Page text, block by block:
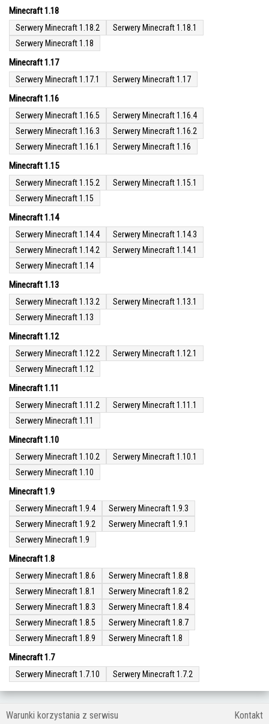
Minecraft 1.18
Serwery Minecraft 1.18.2
Serwery Minecraft 1.18.1
Serwery Minecraft 1.18
Minecraft 1.17
Serwery Minecraft 1.17.1 Serwery Minecraft 1.17
Minecraft 1.16
Serwery Minecraft 1.16.5
Serwery Minecraft 1.16.4
Serwery Minecraft 1.16.3
Serwery Minecraft 1.16.2
Serwery Minecraft 1.16.1
Serwery Minecraft 1.16
Minecraft 1.15
Serwery Minecraft 1.15.2
Serwery Minecraft 1.15.1
Serwery Minecraft 1.15
Minecraft 1.14
Serwery Minecraft 1.14.4
Serwery Minecraft 1.14.3
Serwery Minecraft 1.14.2
Serwery Minecraft 1.14.1
Serwery Minecraft 1.14
Minecraft 1.13
Serwery Minecraft 1.13.2
Serwery Minecraft 1.13.1
Serwery Minecraft 1.13
Minecraft 1.12
Serwery Minecraft 1.12.2
Serwery Minecraft 1.12.1
Serwery Minecraft 1.12
Minecraft 1.11
Serwery Minecraft 1.11.2
Serwery Minecraft 1.11.1
Serwery Minecraft 1.11
Minecraft 1.10
Serwery Minecraft 1.10.2
Serwery Minecraft 1.10.1
Serwery Minecraft 1.10
Minecraft 1.9
Serwery Minecraft 1.9.4
Serwery Minecraft 1.9.3
Serwery Minecraft 1.9.2
Serwery Minecraft 1.9.1
Serwery Minecraft 1.9
Minecraft 1.8
Serwery Minecraft 1.8.6
Serwery Minecraft 1.8.8
Serwery Minecraft 1.8.1
Serwery Minecraft 1.8.2
Serwery Minecraft 1.8.3
Serwery Minecraft 1.8.4
Serwery Minecraft 1.8.5
Serwery Minecraft 1.8.7
Serwery Minecraft 1.8.9
Serwery Minecraft 1.8
Minecraft 1.7
Serwery Minecraft 1.7.10 Serwery Minecraft 1.7.2
Warunki korzystania z serwisu Kontakt